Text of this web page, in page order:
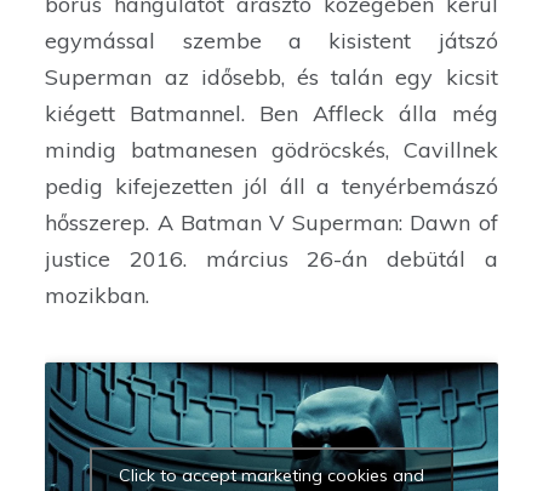
egymással szembe a kisistent játszó
Superman az idősebb, és talán egy kicsit
kiégett Batmannel. Ben Affleck álla még
mindig batmanesen gödröcskés, Cavillnek
pedig kifejezetten jól áll a tenyérbemászó
hősszerep. A Batman V Superman: Dawn of
justice 2016. március 26-án debütál a
mozikban.
Click to accept marketing cookies and